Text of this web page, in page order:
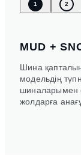
1 2
MUD +
Шина
модельдің
шиналарымен
жолдарға